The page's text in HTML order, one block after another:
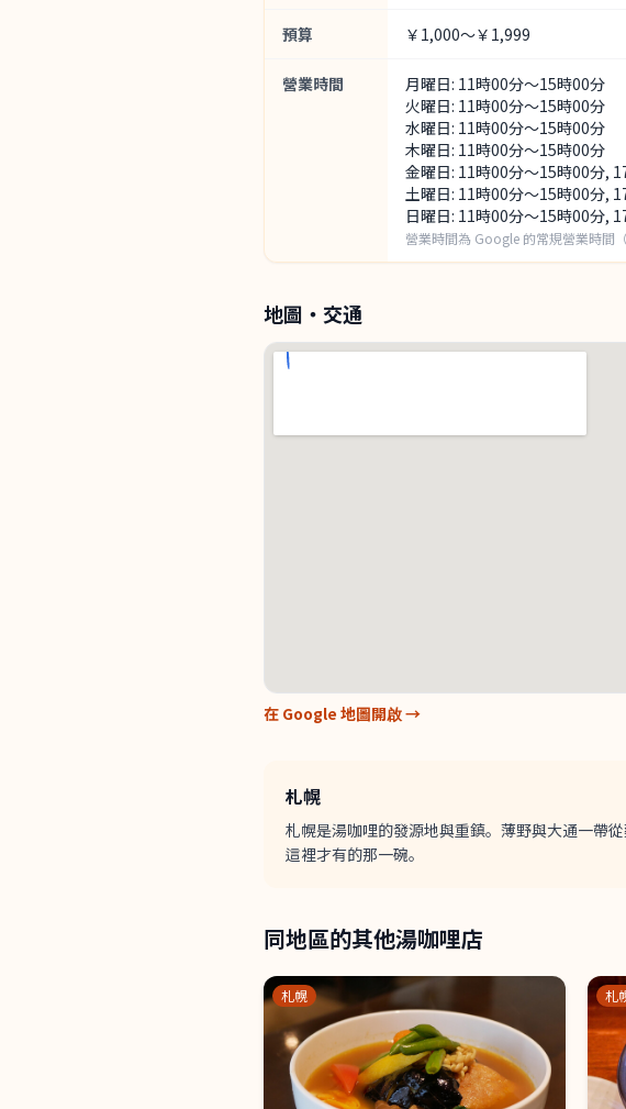
預算 ￥1,000～￥1,999
營業時間
月曜日: 11時00分～15時00分
火曜日: 11時00分～15時00分
水曜日: 11時00分～15時00分
木曜日: 11時00分～15時00分
金曜日: 11時00分～15時00分,
土曜日: 11時00分～15時00分,
日曜日: 11時00分～15時00分,
營業時間為 Google 的常規營業時間
地圖・交通
在 Google 地圖開啟 →
札幌
札幌是湯咖哩的發源地與重鎮。薄野與大通一帶
這裡才有的那一碗。
同地區的其他湯咖哩店
札幌 札